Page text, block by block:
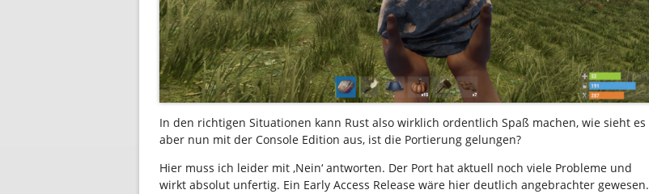
In den richtigen Situationen kann Rust also wirklich ordentlich Spaß machen, wie sieht es
aber nun mit der Console Edition aus, ist die Portierung gelungen?
Hier muss ich leider mit ‚Nein‘ antworten. Der Port hat aktuell noch viele Probleme und
wirkt absolut unfertig. Ein Early Access Release wäre hier deutlich angebrachter gewesen.